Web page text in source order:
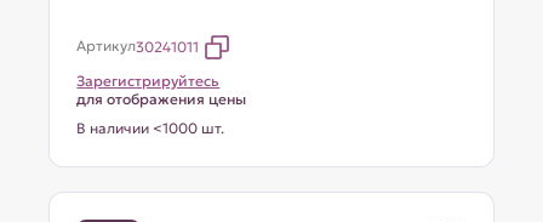
Артикул30241011
Зарегистрируйтесь
для отображения цены
В наличии <1000 шт.